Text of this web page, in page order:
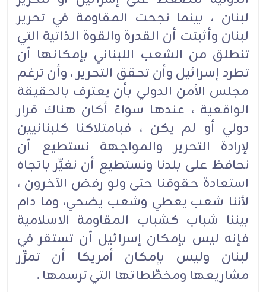
لبنان ، بينما نجحت المقاومة في تحرير
لبنان وأثبتت أن القدرة والقوة الذاتية التي
تنطلق من الشعب اللبناني بإمكانها أن
تطرد إسرائيل وأن تحقق التحرير ، وأن ترغم
مجلس الأمن الدولي بأن يعترف بالحقيقة
الواقعية ، عندها سواءً أكان هناك قرار
دولي أو لم يكن ، فبامتلاكنا كلبنانيين
لإرادة التحرير والمواجهة نستطيع أن
نحافظ على بلدنا ونستطيع أن نغيِّر باتجاه
استعادة حقوقنا حتى ولو رفض الآخرون ،
لأننا شعب يعطي وشعب يضحي، وما دام
بيننا شباب كشباب المقاومة الاسلامية
فإنه ليس بإمكان إسرائيل أن تستقر في
لبنان وليس بإمكان أمريكا أن تمرِّر
مشاريعها ومخطّطاتها التي ترسمها .‏